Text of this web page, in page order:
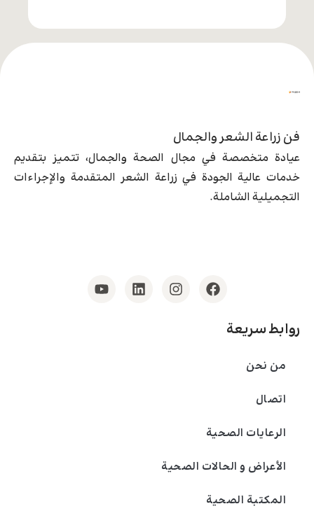
روابط سريعة
من نحن
اتصال
الرعايات الصحية
الأعراض و الحالات الصحية
المكتبة الصحية
فن زراعة الشعر والجمال
عيادة متخصصة في مجال الصحة والجمال، تتميز بتقديم
خدمات عالية الجودة في زراعة الشعر المتقدمة والإجراءات
التجميلية الشاملة.